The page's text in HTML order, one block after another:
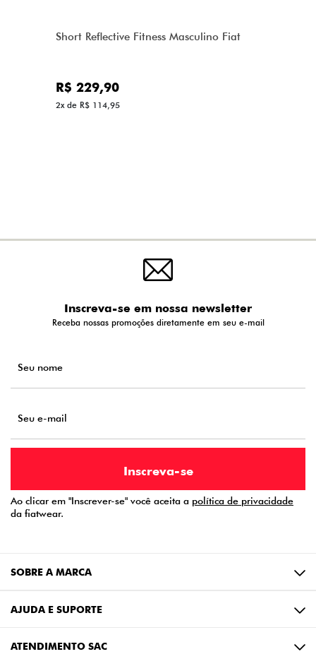
Short Reflective Fitness Masculino Fiat
R$ 229,90
2x de R$ 114,95
Inscreva-se em nossa newsletter
Receba nossas promoções diretamente em seu e-mail
Ao clicar em "Inscrever-se" você aceita a política de privacidade
da fiatwear.
SOBRE A MARCA
AJUDA E SUPORTE
ATENDIMENTO SAC